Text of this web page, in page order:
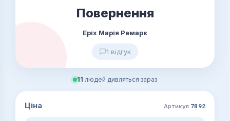
Повернення
Еріх Марія Ремарк
1 відгук
11 людей дивляться зараз
Ціна Артикул 7892